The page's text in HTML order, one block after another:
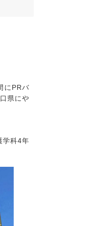
にPRバ
県にや
学科4年